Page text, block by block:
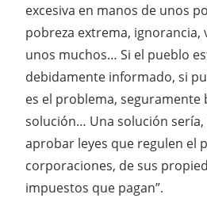
excesiva en manos de unos
pobreza extrema, ignorancia,
unos muchos… Si el pueblo
debidamente informado, si
es el problema, seguramente
solución… Una solución
aprobar leyes que regulen el
corporaciones, de sus
impuestos que pagan”.